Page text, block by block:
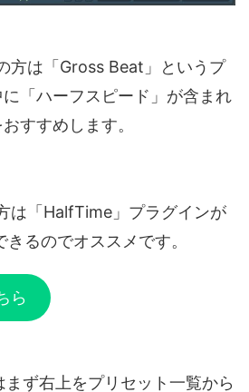
方は「Gross Beat」というプ
「ハーフスピード」が含まれ
すすめします。
は「HalfTime」プラグインが
るのでオススメです。
ら
ず右上をプリセット一覧から